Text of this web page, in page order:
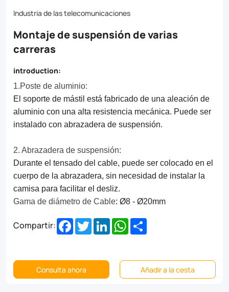
Industria de las telecomunicaciones
Montaje de suspensión de varias
carreras
introduction:
1.Poste de aluminio:
El soporte de mástil está fabricado de una aleación de
aluminio con una alta resistencia mecánica. Puede ser
instalado con abrazadera de suspensión.
2. Abrazadera de suspensión:
Durante el tensado del cable, puede ser colocado en el
cuerpo de la abrazadera, sin necesidad de instalar la
camisa para facilitar el desliz.
Gama de diámetro de Cable: Ø8 - Ø20mm
Compartir: Facebook
TwitterLinkedInWhatsApp
Consulta ahora Añadir a la cesta